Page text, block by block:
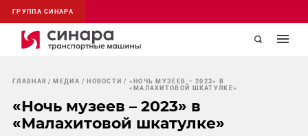
ГРУППА СИНАРА
ГЛАВНАЯ МЕДИА НОВОСТИ
«НОЧЬ МУЗЕЕВ – 2023» В
«МАЛАХИТОВОЙ ШКАТУЛКЕ»
«Ночь музеев – 2023» в
«Малахитовой шкатулке»